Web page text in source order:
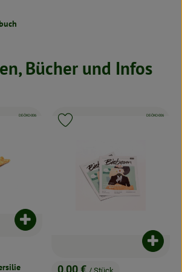
Bücher und Infos
Produkt zum Warenkorb hinzufügen
, Kontrollstelle:
DE-ÖKO-006
0,00 €
, Kontrollstelle:
DE-ÖKO-006